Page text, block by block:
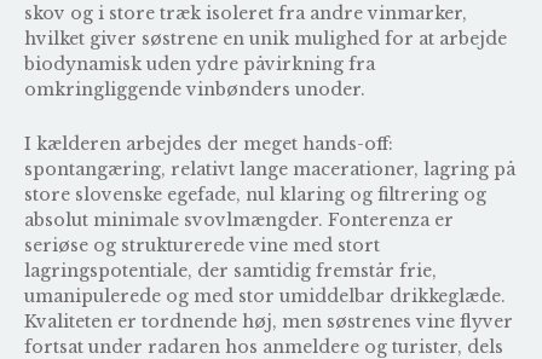
skov og i store træk isoleret fra andre vinmarker,
hvilket giver søstrene en unik mulighed for at arbejde
biodynamisk uden ydre påvirkning fra
omkringliggende vinbønders unoder.
I kælderen arbejdes der meget hands-off:
spontangæring, relativt lange macerationer, lagring på
store slovenske egefade, nul klaring og filtrering og
absolut minimale svovlmængder. Fonterenza er
seriøse og strukturerede vine med stort
lagringspotentiale, der samtidig fremstår frie,
umanipulerede og med stor umiddelbar drikkeglæde.
Kvaliteten er tordnende høj, men søstrenes vine flyver
fortsat under radaren hos anmeldere og turister, dels